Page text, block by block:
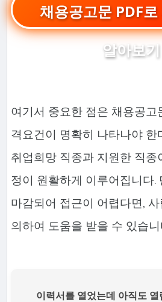
채용공고문 PDF
알아보기
여기서 중요한 점은 채용공
격요건이 명확히 나타나야 한
취업희망 직종과 지원한 직종
정이 원활하게 이루어집니다.
마감되어 접근이 어렵다면,
의하여 도움을 받을 수 있습니
이력서를 열었는데 아직도